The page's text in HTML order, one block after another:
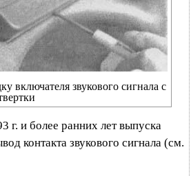
включателя звукового сигнала с
г. и более ранних лет выпуска
контакта звукового сигнала (см.